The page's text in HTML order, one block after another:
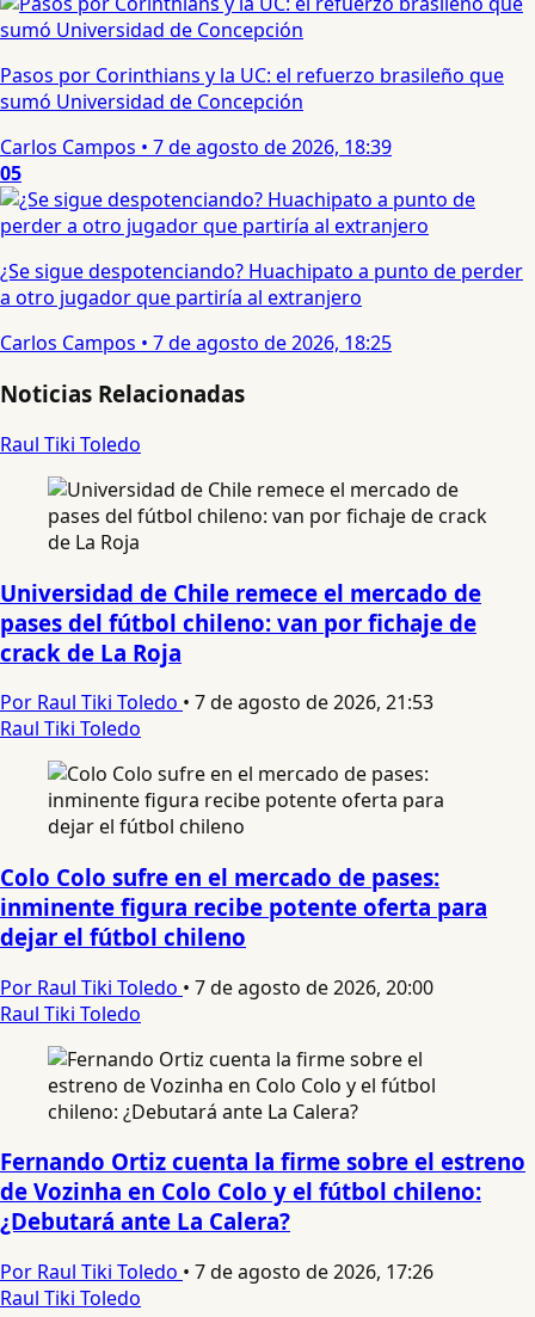
Pasos por Corinthians y la UC: el refuerzo brasileño que
sumó Universidad de Concepción
Carlos Campos • 7 de agosto de 2026, 18:39
05
¿Se sigue despotenciando? Huachipato a punto de perder
a otro jugador que partiría al extranjero
Carlos Campos • 7 de agosto de 2026, 18:25
Noticias Relacionadas
Raul Tiki Toledo
Universidad de Chile remece el mercado de
pases del fútbol chileno: van por fichaje de
crack de La Roja
Por Raul Tiki Toledo • 7 de agosto de 2026, 21:53
Raul Tiki Toledo
Colo Colo sufre en el mercado de pases:
inminente figura recibe potente oferta para
dejar el fútbol chileno
Por Raul Tiki Toledo • 7 de agosto de 2026, 20:00
Raul Tiki Toledo
Fernando Ortiz cuenta la firme sobre el estreno
de Vozinha en Colo Colo y el fútbol chileno:
¿Debutará ante La Calera?
Por Raul Tiki Toledo • 7 de agosto de 2026, 17:26
Raul Tiki Toledo